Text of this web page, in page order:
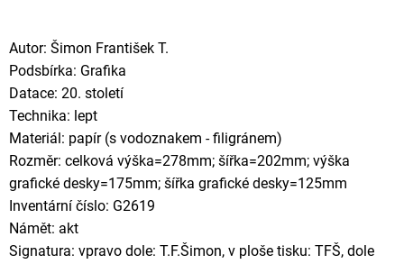
Autor: Šimon František T.
Podsbírka: Grafika
Datace: 20. století
Technika: lept
Materiál: papír (s vodoznakem - filigránem)
Rozměr: celková výška=278mm; šířka=202mm; výška
grafické desky=175mm; šířka grafické desky=125mm
Inventární číslo: G2619
Námět: akt
Signatura: vpravo dole: T.F.Šimon, v ploše tisku: TFŠ, dole